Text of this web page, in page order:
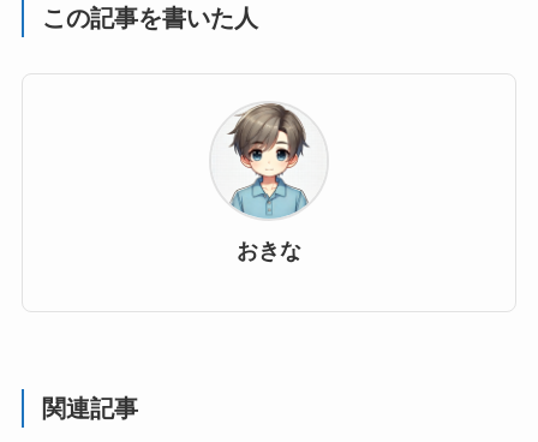
この記事を書いた人
おきな
関連記事